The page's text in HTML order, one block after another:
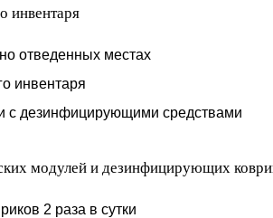
инвентаря
отведенных местах
инвентаря
с дезинфицирующими средствами
модулей и дезинфицирующих
2 раза в сутки